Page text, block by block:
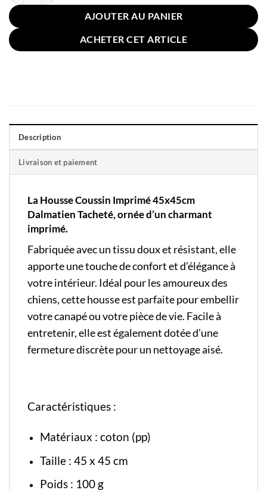
AJOUTER AU PANIER
ACHETER CET ARTICLE
Description
Livraison et paiement
La Housse Coussin Imprimé45x45cm
Dalmatien Tacheté,ornée d’un charmant
imprimé.
Fabriquée avec un tissu doux et résistant, elle
apporte une touche de confort et d’élégance à
votre intérieur. Idéal pour les amoureux des
chiens, cette housse est parfaite pour embellir
votre canapé ou votre pièce de vie. Facile à
entretenir, elle est également dotée d’une
fermeture discrète pour un nettoyage aisé.
Caractéristiques :
Matériaux : coton (pp)
Taille : 45 x 45 cm
Poids : 100 g